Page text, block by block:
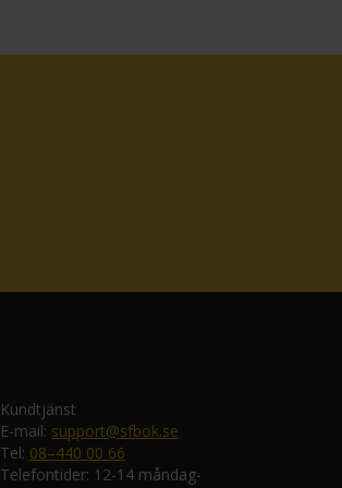
Kundtjänst
E-mail: support@sfbok.se
Tel: 08–440 00 66
Telefontider: 12-14 måndag-